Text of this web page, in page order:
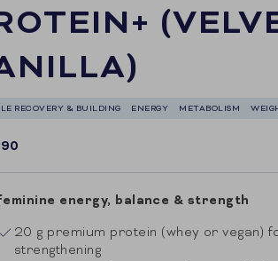
RECOVERY & BUILDING ENERGY METABOLISM
energy, balance & strength
20 g premium protein (whey or vegan)
strengthening